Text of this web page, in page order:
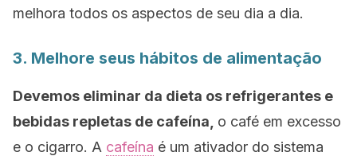
melhora todos os aspectos de seu dia a dia.
3. Melhore seus hábitos de alimentação
Devemos eliminar da dieta os refrigerantes e
bebidas repletas de cafeína, o café em excesso
e o cigarro. A cafeína é um ativador do sistema